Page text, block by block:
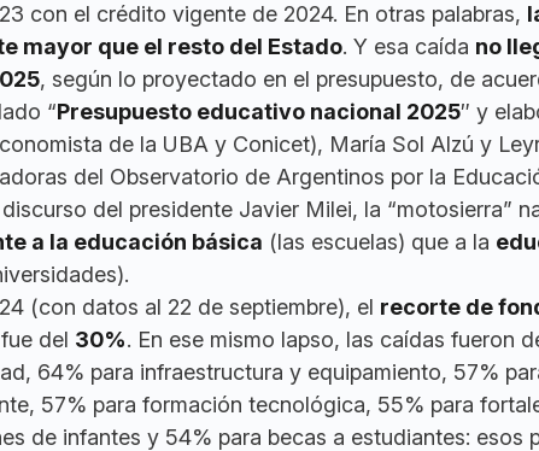
con el crédito vigente de 2024. En otras palabras,
mayor que el resto del Estado. Y esa caída no
, según lo proyectado en el presupuesto, de
“Presupuesto educativo nacional 2025″ y
de la UBA y Conicet), María Sol Alzú y
del Observatorio de Argentinos por la
del presidente Javier Milei, la “motosierra”
a la educación básica (las escuelas) que a la
(con datos al 22 de septiembre), el recorte de
fue del 30%. En ese mismo lapso, las caídas fueron
64% para infraestructura y equipamiento, 57%
57% para formación tecnológica, 55% para
de infantes y 54% para becas a estudiantes: esos